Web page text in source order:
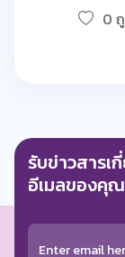
0
รับข่าวสารเ
อีเมลของคุณ